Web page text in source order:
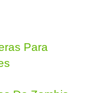
Para